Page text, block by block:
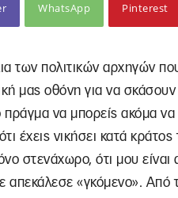
WhatsApp Pinterest
των πολιτικών αρχηγών
μας οθόνη για να
πράγμα να μπορείς ακόμα να
έχεις νικήσει κατά κράτος
στενάχωρο, ότι μου είναι
απεκάλεσε «γκόμενο». Από